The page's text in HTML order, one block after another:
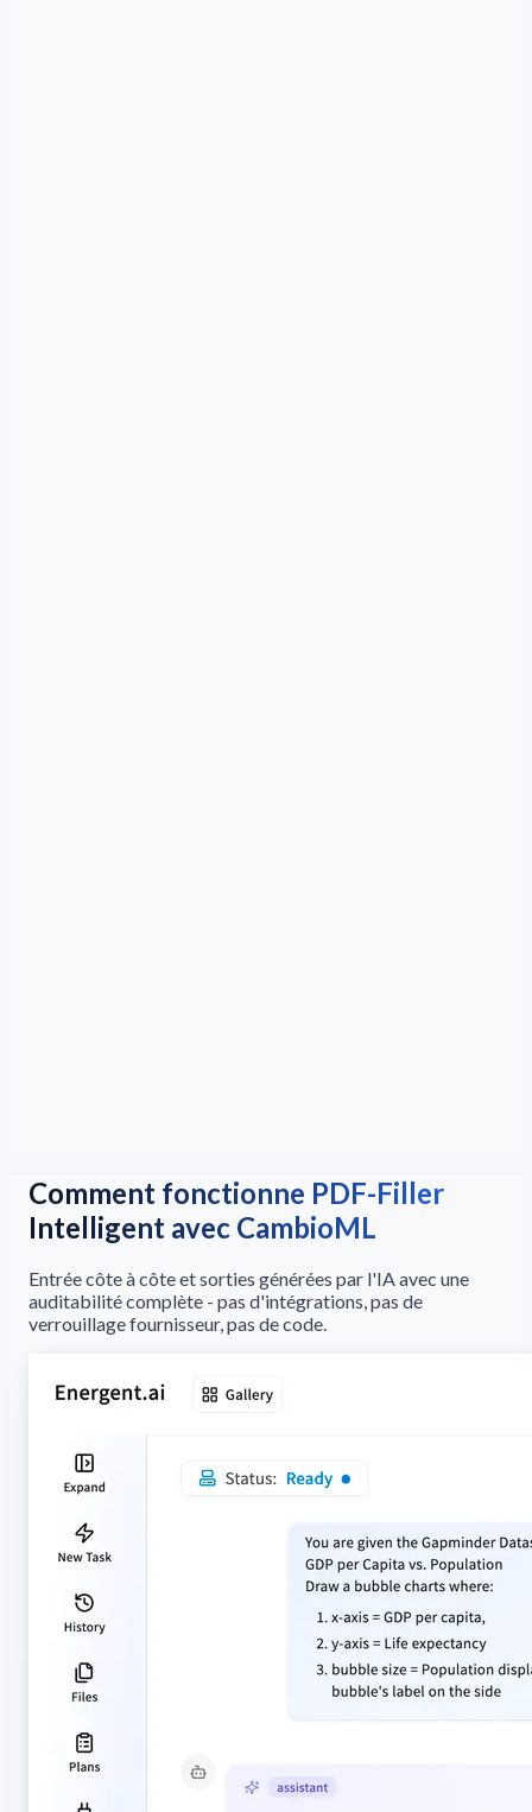
Comment fonctionne PDF-Filler
Intelligent avec CambioML
Entrée côte à côte et sorties générées par l'IA avec une
auditabilité complète - pas d'intégrations, pas de
verrouillage fournisseur, pas de code.